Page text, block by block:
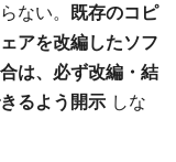
ない。 既存のコピ
アを改編したソフ
は、必ず改編・結
るよう開示 しな